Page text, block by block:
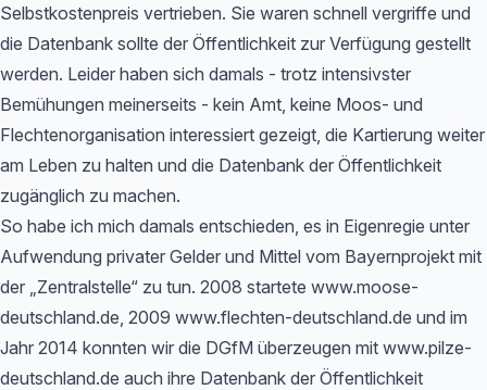
Selbstkostenpreis vertrieben. Sie waren schnell vergriffe und
die Datenbank sollte der Öffentlichkeit zur Verfügung gestellt
werden. Leider haben sich damals - trotz intensivster
Bemühungen meinerseits - kein Amt, keine Moos- und
Flechtenorganisation interessiert gezeigt, die Kartierung weiter
am Leben zu halten und die Datenbank der Öffentlichkeit
zugänglich zu machen.
So habe ich mich damals entschieden, es in Eigenregie unter
Aufwendung privater Gelder und Mittel vom Bayernprojekt mit
der „Zentralstelle“ zu tun. 2008 startete www.moose-
deutschland.de, 2009 www.flechten-deutschland.de und im
Jahr 2014 konnten wir die DGfM überzeugen mit www.pilze-
deutschland.de auch ihre Datenbank der Öffentlichkeit